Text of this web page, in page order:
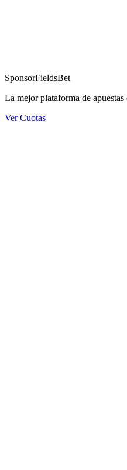
SponsorFieldsBet
La mejor plataforma de
Ver Cuotas